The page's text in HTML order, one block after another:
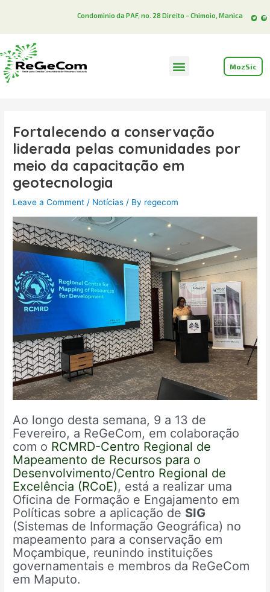
content
Condominio da PAF, no. 28 Direito – Chimoio, Manica
i
t
n
k
MozSic
Fortalecendo a conservação
liderada pelas comunidades por
meio da capacitação em
geotecnologia
Leave a Comment / Notícias / By regecom
Ao longo desta semana, 9 a 13 de
Fevereiro, a ReGeCom, em colaboração
com o RCMRD-Centro Regional de
Mapeamento de Recursos para o
Desenvolvimento/Centro Regional de
Excelência (RCoE), está a realizar uma
Oficina de Formação e Engajamento em
Políticas sobre a aplicação de SIG
(Sistemas de Informação Geográfica) no
mapeamento para a conservação em
Moçambique, reunindo instituições
governamentais e membros da ReGeCom
em Maputo.